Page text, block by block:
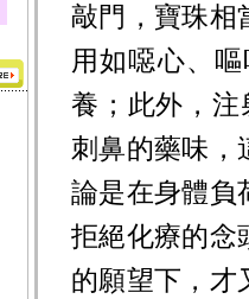
敲門，寶珠相
用如噁心、
養；此外，
刺鼻的藥味，
論是在身體負
拒絕化療的念
的願望下，才